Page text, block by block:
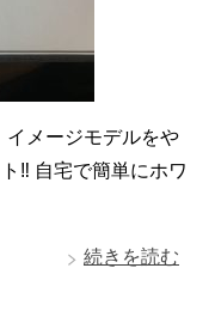
イメージモデルをや
‼️ 自宅で簡単にホワ
続きを読む